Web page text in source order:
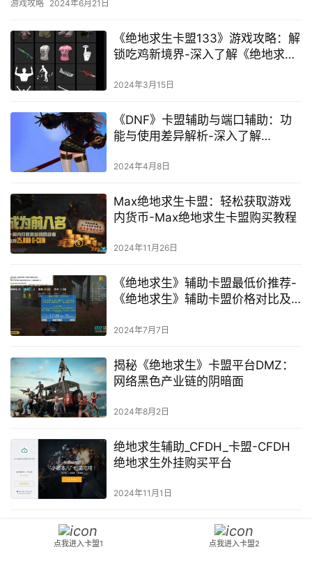
全风险
2024年8月22日
卡盟：深度解析数字卡密交易平台的运营与风险-卡盟平
台运营策略及用户交易安全保障
的创始人、其他销售人员、客户等。三、故事情节 主人公加入卡盟
平台。对于卡盟平台来说。
2024年6月21日
锁吃鸡新境界-深入了解《绝地求生
卡盟133》的高级技巧和秘籍
2024年3月15日
能与使用差异解析-深入了解
《DNF》卡盟与端口辅助的不同之
2024年4月8日
内货币-Max绝地求生卡盟购买教程
2024年11月26日
《绝地求生》辅助卡盟价格对比及
最低价攻略
2024年7月7日
网络黑色产业链的阴暗面
点我进入卡盟1 点我进入卡盟2